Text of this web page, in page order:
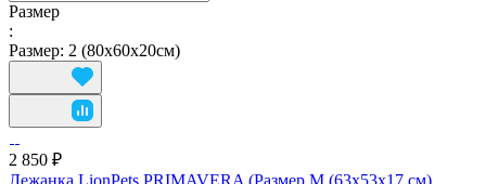
Размер
:
Размер: 2 (80х60х20см)
2 850 ₽
Лежанка LionPets PRIMAVERA (Размер M (63x53х17 см)